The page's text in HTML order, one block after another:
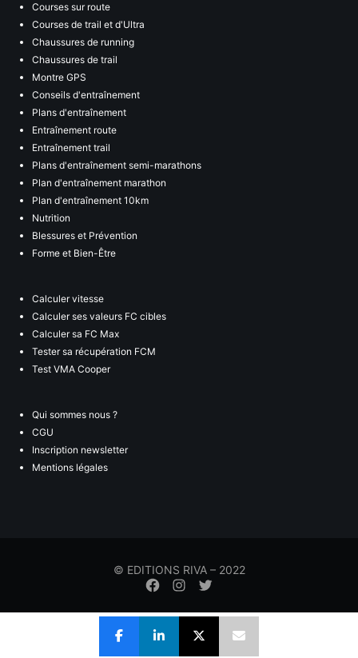
Courses sur route
Courses de trail et d'Ultra
Chaussures de running
Chaussures de trail
Montre GPS
Conseils d'entraînement
Plans d'entraînement
Entraînement route
Entraînement trail
Plans d'entraînement semi-marathons
Plan d'entraînement marathon
Plan d'entraînement 10km
Nutrition
Blessures et Prévention
Forme et Bien-Être
Calculer vitesse
Calculer ses valeurs FC cibles
Calculer sa FC Max
Tester sa récupération FCM
Test VMA Cooper
Qui sommes nous ?
CGU
Inscription newsletter
Mentions légales
© EDITIONS RIVA – 2022
Élément
menude
de